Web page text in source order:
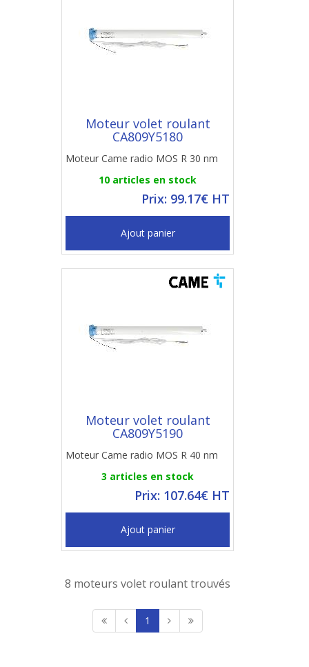
Moteur volet roulant
CA809Y5180
Moteur Came radio MOS R 30 nm
10 articles en stock
Prix: 99.17€ HT
Ajout panier
Moteur volet roulant
CA809Y5190
Moteur Came radio MOS R 40 nm
3 articles en stock
Prix: 107.64€ HT
Ajout panier
8 moteurs volet roulant trouvés
1